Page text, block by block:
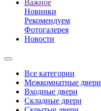
Важное
Новинки
Рекомендуем
Фотогалерея
Новости
Все категории
Межкомнатные двери
Входные двери
Складные двери